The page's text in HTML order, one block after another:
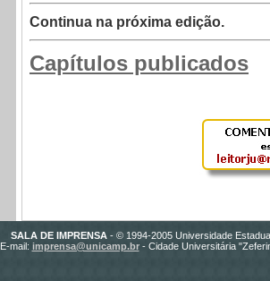
Continua na próxima edição.
Capítulos publicados
SALA DE IMPRENSA- © 1994-2005 Universidade
E-mail: imprensa@unicamp.br- Cidade Universitária